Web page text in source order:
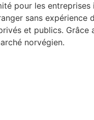
pour les
sans
et publics.
norvégien.